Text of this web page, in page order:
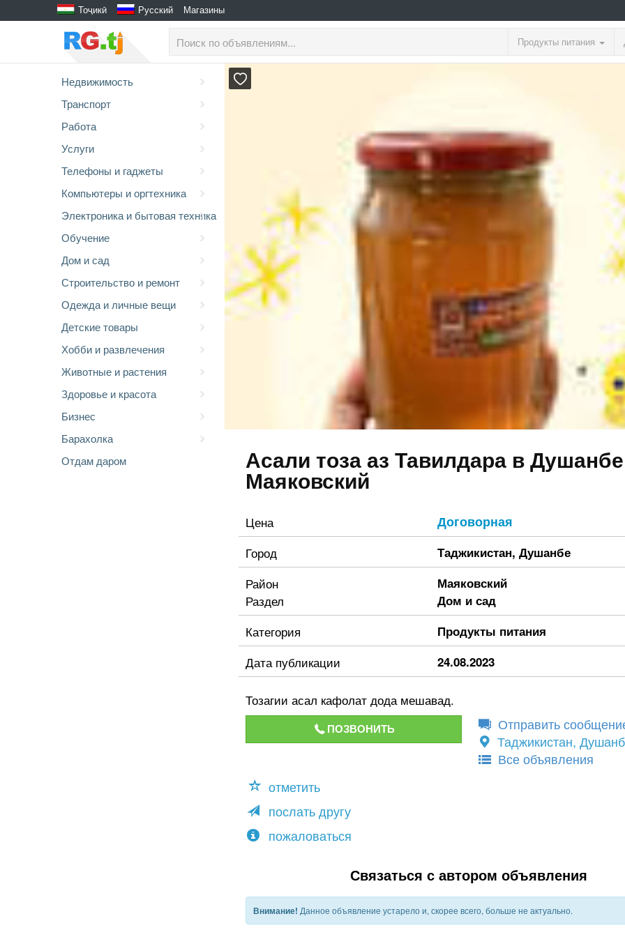
Тоҷикӣ Русский Магазины
Продукты питания
Недвижимость
Транспорт
Работа
Услуги
Телефоны и гаджеты
Компьютеры и оргтехника
Электроника и бытовая техника
Обучение
Дом и сад
Строительство и ремонт
Одежда и личные вещи
Детские товары
Хобби и развлечения
Животные и растения
Здоровье и красота
Бизнес
Барахолка
Отдам даром
Асали тоза аз Тавилдара в
Маяковский
Цена Договорная
Город Таджикистан, Душанбе
Район Маяковский
Раздел Дом и сад
Категория Продукты питания
Дата публикации 24.08.2023
Тозагии асал кафолат дода мешавад.
ПОЗВОНИТЬ
Отправить
Таджикистан,
Все объявления
отметить
послать другу
пожаловаться
Связаться с автором объявления
Внимание! Данное объявление устарело и, скорее всего, больше не актуально.